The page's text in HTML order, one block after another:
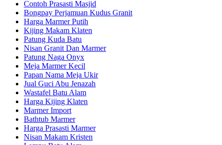
Contoh Prasasti Masjid
Bongpay Perjamuan Kudus Granit
Harga Marmer Putih
Kijing Makam Klaten
Patung Kuda Batu
Nisan Granit Dan Marmer
Patung Naga Onyx
Meja Marmer Kecil
Papan Nama Meja Ukir
Jual Guci Abu Jenazah
Wastafel Batu Alam
Harga Kijing Klaten
Marmer Import
Bathtub Marmer
Harga Prasasti Marmer
Nisan Makam Kristen